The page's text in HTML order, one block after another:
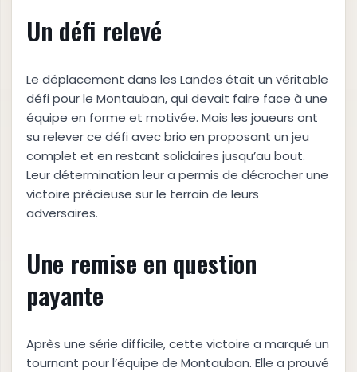
Un défi relevé
Le déplacement dans les Landes était un véritable
défi pour le Montauban, qui devait faire face à une
équipe en forme et motivée. Mais les joueurs ont
su relever ce défi avec brio en proposant un jeu
complet et en restant solidaires jusqu’au bout.
Leur détermination leur a permis de décrocher une
victoire précieuse sur le terrain de leurs
adversaires.
Une remise en question
payante
Après une série difficile, cette victoire a marqué un
tournant pour l’équipe de Montauban. Elle a prouvé